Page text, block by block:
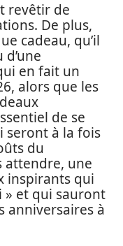
revêtir de
De plus,
cadeau, qu’il
d’une
en fait un
alors que les
de se
seront à la fois
du
attendre, une
inspirants qui
» et qui sauront
anniversaires à